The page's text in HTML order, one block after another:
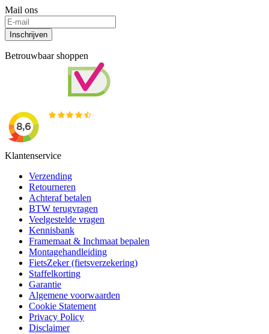
Mail ons
Inschrijven
Betrouwbaar shoppen
Klantenservice
Verzending
Retourneren
Achteraf betalen
BTW terugvragen
Veelgestelde vragen
Kennisbank
Framemaat & Inchmaat bepalen
Montagehandleiding
FietsZeker (fietsverzekering)
Staffelkorting
Garantie
Algemene voorwaarden
Cookie Statement
Privacy Policy
Disclaimer